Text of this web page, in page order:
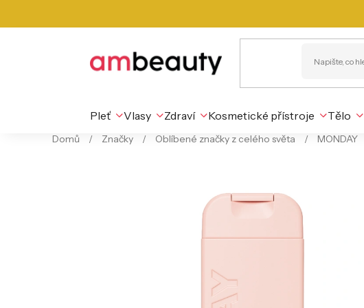
Pleť Vlasy Zdraví Kosmetické přístroje Tělo
Domů / Značky / Oblíbené značky z celého světa / MONDAY